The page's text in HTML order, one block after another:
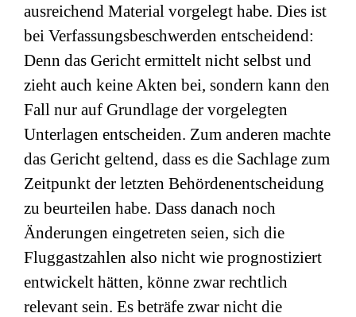
ausreichend Material vorgelegt habe. Dies ist
bei Verfassungsbeschwerden entscheidend:
Denn das Gericht ermittelt nicht selbst und
zieht auch keine Akten bei, sondern kann den
Fall nur auf Grundlage der vorgelegten
Unterlagen entscheiden. Zum anderen machte
das Gericht geltend, dass es die Sachlage zum
Zeitpunkt der letzten Behördenentscheidung
zu beurteilen habe. Dass danach noch
Änderungen eingetreten seien, sich die
Fluggastzahlen also nicht wie prognostiziert
entwickelt hätten, könne zwar rechtlich
relevant sein. Es beträfe zwar nicht die